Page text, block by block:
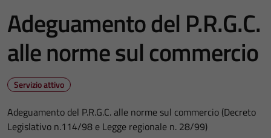
Adeguamento del P.R.G.C.
alle norme sul commercio
Servizio attivo
Adeguamento del P.R.G.C. alle norme sul commercio (Decreto
Legislativo n.114/98 e Legge regionale n. 28/99)